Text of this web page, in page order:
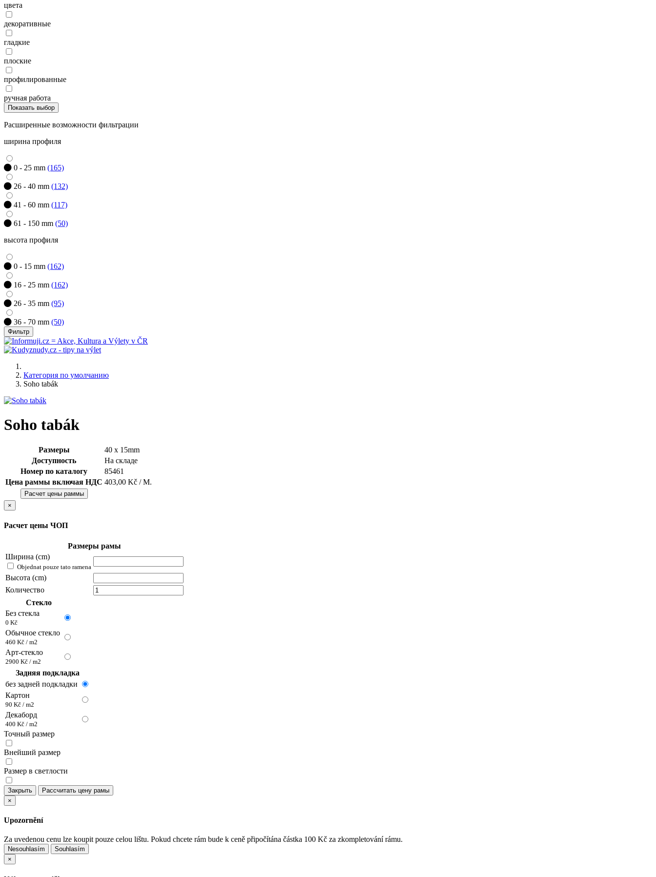
цвета
декоративные
гладкие
плоские
профилированные
ручная работа
Показать выбор
Расширенные возможности фильтрации
ширина профиля
0 - 25 mm (165)
26 - 40 mm (132)
41 - 60 mm (117)
61 - 150 mm (50)
высота профиля
0 - 15 mm (162)
16 - 25 mm (162)
26 - 35 mm (95)
36 - 70 mm (50)
Фильтр
Категория по умолчанию
Soho tabák
Soho tabák
Размеры
40 x 15mm
Доступность
На складе
Номер по каталогу
85461
Цена раммы включая НДС 403,00 Kč / М.
Расчет цены раммы
×
Расчет цены ЧОП
Размеры рамы
Ширина (cm)
Objednat pouze tato ramena
Высота (cm)
Количество
Стекло
Без стекла
0 Kč
Обычное стекло
460 Kč / m2
Арт-стекло
2900 Kč / m2
Задняя подкладка
без задней подкладки
Картон
90 Kč / m2
Декаборд
400 Kč / m2
Точный размер
Внейший размер
Размер в светлости
Закрыть
Рассчитать цену рамы
×
Upozornění
Za uvedenou cenu lze koupit pouze celou lištu. Pokud chcete rám bude k ceně připočítána částka 100 Kč za zkompletování rámu.
Nesouhlasím
Souhlasím
×